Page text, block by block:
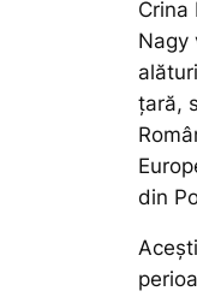
Crina
Nagy
țară,
din